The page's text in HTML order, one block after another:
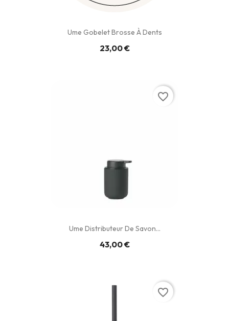
Ume Gobelet Brosse À Dents
23,00 €
Ume Distributeur De Savon...
43,00 €
favorite_border
favorite_border